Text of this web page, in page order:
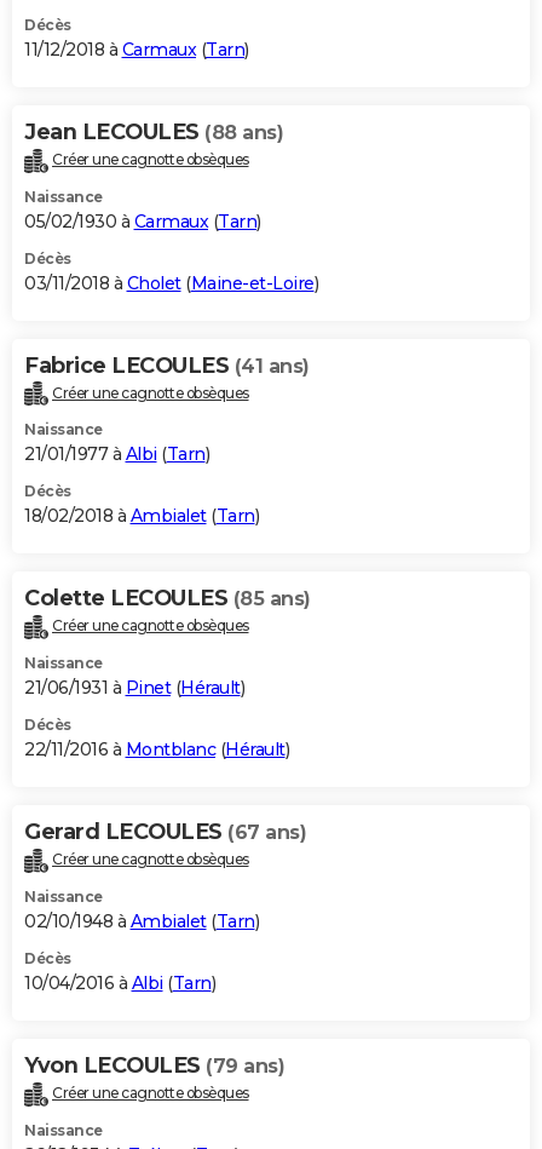
Décès
11/12/2018 à Carmaux(Tarn)
Jean LECOULES (88 ans)
Créer une cagnotte obsèques
Naissance
05/02/1930 à Carmaux (Tarn)
Décès
03/11/2018 à Cholet(Maine-et-Loire)
Fabrice LECOULES (41 ans)
Créer une cagnotte obsèques
Naissance
21/01/1977 à Albi (Tarn)
Décès
18/02/2018 à Ambialet(Tarn)
Colette LECOULES (85 ans)
Créer une cagnotte obsèques
Naissance
21/06/1931 à Pinet(Hérault)
Décès
22/11/2016 à Montblanc(Hérault)
Gerard LECOULES (67 ans)
Créer une cagnotte obsèques
Naissance
02/10/1948 à Ambialet(Tarn)
Décès
10/04/2016 à Albi (Tarn)
Yvon LECOULES (79 ans)
Créer une cagnotte obsèques
Naissance